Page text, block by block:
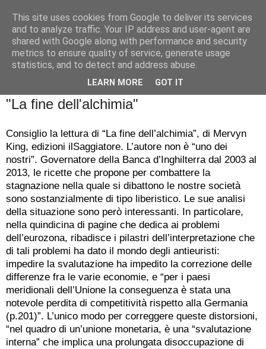
Badiale & Tringali
"La fine dell'alchimia"
Consiglio la lettura di “La fine dell’alchimia”, di Mervyn
King, edizioni ilSaggiatore. L’autore non è “uno dei
nostri”. Governatore della Banca d’Inghilterra dal 2003 al
2013, le ricette che propone per combattere la
stagnazione nella quale si dibattono le nostre società
sono sostanzialmente di tipo liberistico. Le sue analisi
della situazione sono però interessanti. In particolare,
nella quindicina di pagine che dedica ai problemi
dell’eurozona, ribadisce i pilastri dell’interpretazione che
di tali problemi ha dato il mondo degli antieuristi:
impedire la svalutazione ha impedito la correzione delle
differenze fra le varie economie, e “per i paesi
meridionali dell’Unione la conseguenza è stata una
notevole perdita di competitività rispetto alla Germania
(p.201)”. L’unico modo per correggere queste distorsioni,
“nel quadro di un’unione monetaria, è una “svalutazione
interna” che implica una prolungata disoccupazione di
This site uses cookies from Google to deliver its services
and to analyze traffic. Your IP address and user-agent are
shared with Google along with performance and security
metrics to ensure quality of service, generate usage
statistics, and to detect and address abuse.
LEARN MORE GOT IT